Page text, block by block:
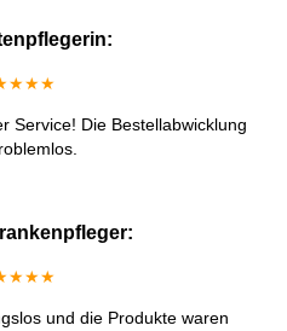
Service! Die Bestellabwicklung
und die Produkte waren